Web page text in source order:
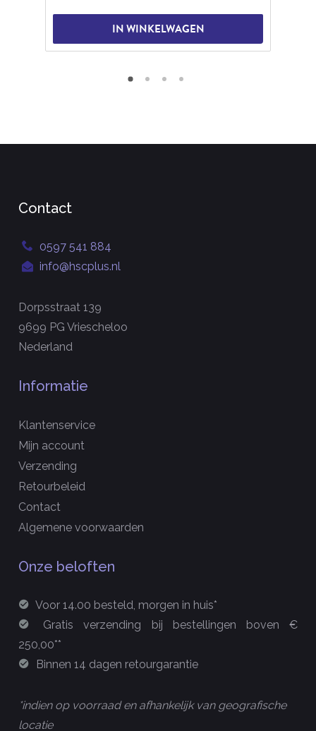
IN WINKELWAGEN
Contact
0597 541 884
info@hscplus.nl
Dorpsstraat 139
9699 PG Vriescheloo
Nederland
Informatie
Klantenservice
Mijn account
Verzending
Retourbeleid
Contact
Algemene voorwaarden
Onze beloften
Voor 14.00 besteld, morgen in huis*
Gratis verzending bij bestellingen boven €
250,00**
Binnen 14 dagen retourgarantie
*indien op voorraad en afhankelijk van geografische
locatie